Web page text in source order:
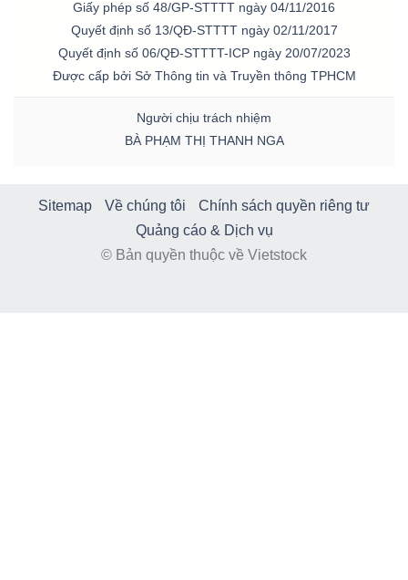
Giấy phép số 48/GP-STTTT ngày 04/11/2016
Quyết định số 13/QĐ-STTTT ngày 02/11/2017
Quyết định số 06/QĐ-STTTT-ICP ngày 20/07/2023
Được cấp bởi Sở Thông tin và Truyền thông TPHCM
Người chịu trách nhiệm
BÀ PHẠM THỊ THANH NGA
Sitemap Về chúng tôi
Chính sách quyền riêng tư
Quảng cáo & Dịch vụ
© Bản quyền thuộc về Vietstock